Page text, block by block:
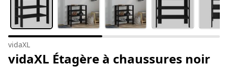
vidaXL
vidaXL Étagère à chaussures noir